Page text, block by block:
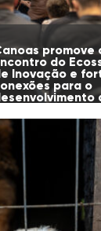
promove
do
Inovação e
para o